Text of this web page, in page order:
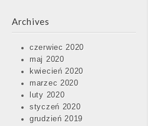
Archives
czerwiec 2020
maj 2020
kwiecień 2020
marzec 2020
luty 2020
styczeń 2020
grudzień 2019